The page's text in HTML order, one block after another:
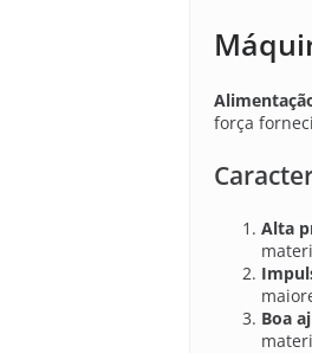
força
Alta
Boa